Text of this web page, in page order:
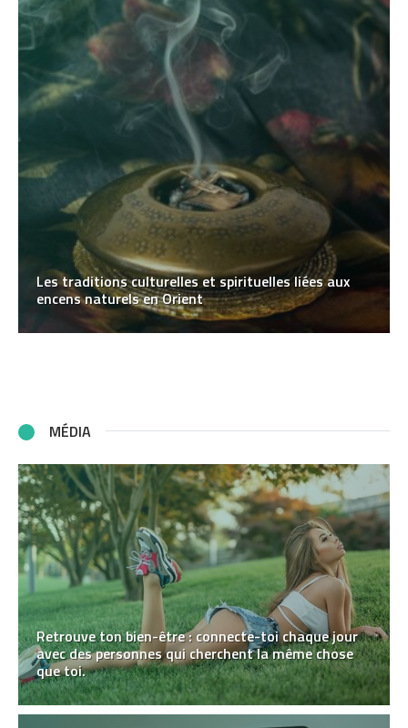
Les traditions culturelles et spirituelles liées aux
encens naturels en Orient
MÉDIA
Retrouve ton bien-être : connecte-toi chaque jour
avec des personnes qui cherchent la même chose
que toi.